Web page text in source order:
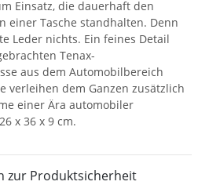
Einsatz, die dauerhaft den
einer Tasche standhalten. Denn
Leder nichts. Ein feines Detail
Tenax-
aus dem Automobilbereich
verleihen dem Ganzen zusätzlich
einer Ära automobiler
x 36 x 9 cm.
zur Produktsicherheit